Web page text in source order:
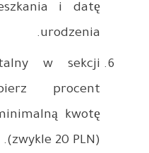
Aktywuj